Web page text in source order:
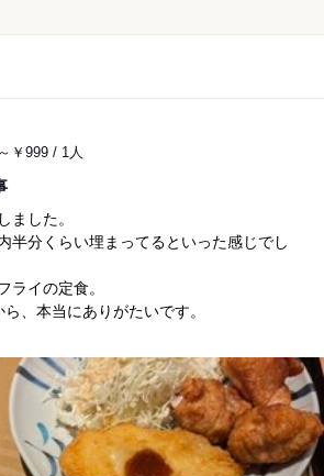
～￥999 / 1人
ました。
半分くらい埋まってるといった感じでし
ライの定食。
、本当にありがたいです。